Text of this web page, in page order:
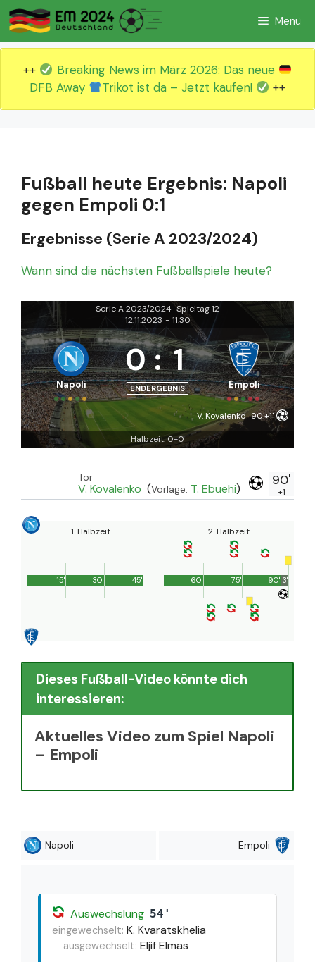
Zum
Inhalt
springen
Menü
++
Breaking News im März 2026: Das neue
DFB Away
Trikot ist da – Jetzt kaufen! ++
Fußball heute Ergebnis: Napoli
gegen Empoli 0:1
Ergebnisse (Serie A 2023/2024)
Wann sind die nächsten Fußballspiele heute?
Serie A 2023/2024 | Spieltag 12
12.11.2023 - 11:30
Napoli
0: 1
ENDERGEBNIS Empoli
V. Kovalenko 90'+1'
Halbzeit: 0-0
90'
+1
Tor
V. Kovalenko (Vorlage: T. Ebuehi)
1. Halbzeit
45'
15' 30'
2. Halbzeit
90'
60' 75' 3'
Dieses Fußball-Video könnte dich
interessieren:
Aktuelles Video zum Spiel Napoli
– Empoli
Napoli Empoli
Auswechslung 54'
eingewechselt: K. Kvaratskhelia
ausgewechselt: Eljif Elmas